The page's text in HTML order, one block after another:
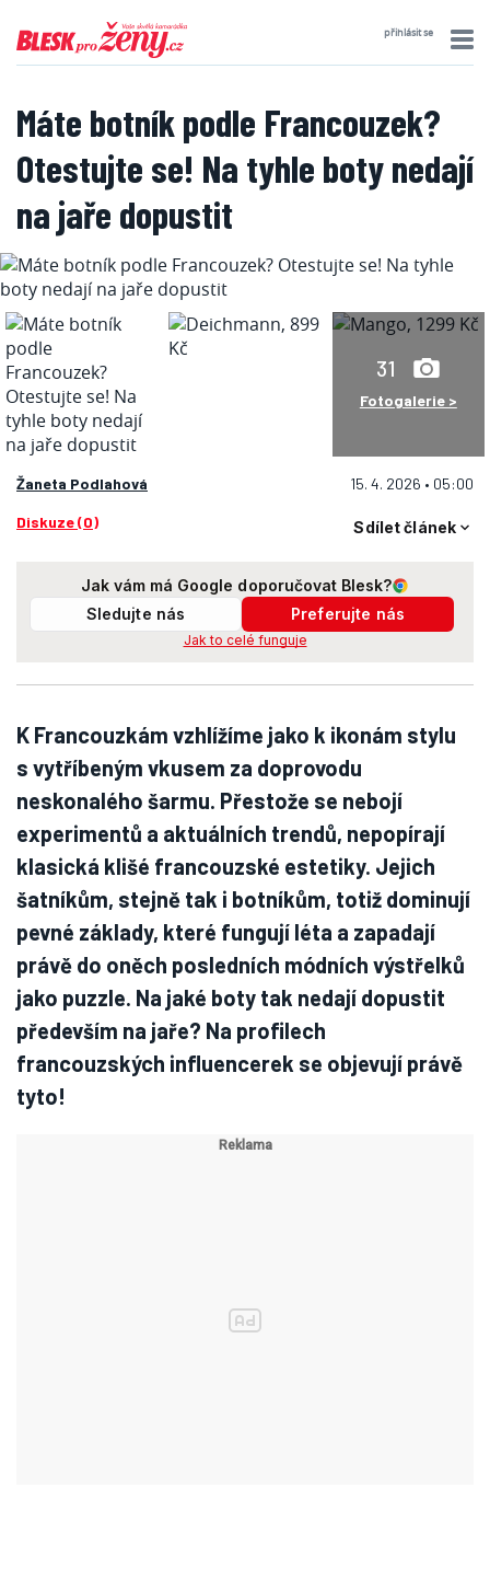
přihlásit se
Máte botník podle Francouzek?
Otestujte se! Na tyhle boty nedají
na jaře dopustit
31
Fotogalerie >
Žaneta Podlahová 15. 4. 2026 • 05:00
Diskuze (0) Sdílet článek
Jak vám má Google doporučovat Blesk?
Sledujte nás
Preferujte nás
Jak to celé funguje
K Francouzkám vzhlížíme jako k ikonám stylu
s vytříbeným vkusem za doprovodu
neskonalého šarmu. Přestože se nebojí
experimentů a aktuálních trendů, nepopírají
klasická klišé francouzské estetiky. Jejich
šatníkům, stejně tak i botníkům, totiž dominují
pevné základy, které fungují léta a zapadají
právě do oněch posledních módních výstřelků
jako puzzle. Na jaké boty tak nedají dopustit
především na jaře? Na profilech
francouzských influencerek se objevují právě
tyto!